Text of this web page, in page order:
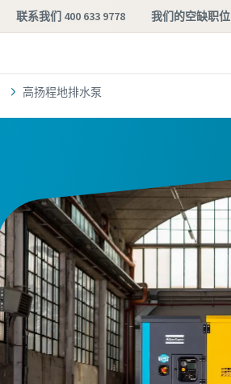
联系我们 400 633 9778 我们的空缺职位
高扬程地排水泵